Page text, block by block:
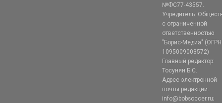
№ФС77-43557.
Учредитель:
с ограниченной
ответственностью
"Борис-Медиа" (ОГРН
1095009003572)
Главный редактор:
Тосунян Б.С.
Адрес электронной
почты редакции:
info@bobsoccer.ru;